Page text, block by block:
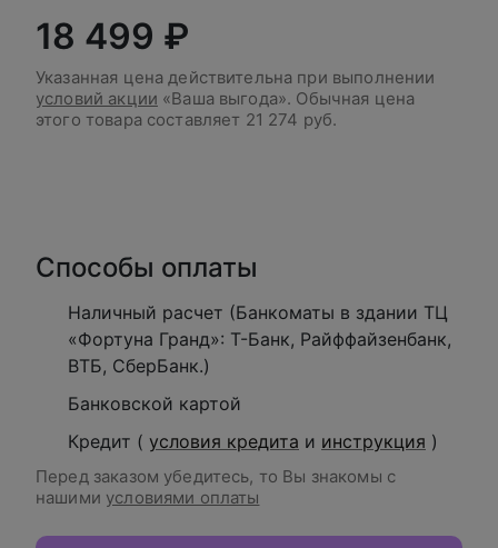
18 499 ₽
Указанная цена действительна при выполнении
условий акции «Ваша выгода». Обычная цена
этого товара составляет 21 274 руб.
Способы оплаты
Наличный расчет (Банкоматы в здании ТЦ
«Фортуна Гранд»: Т-Банк, Райффайзенбанк,
ВТБ, СберБанк.)
Банковской картой
Кредит ( условия кредита и инструкция )
Перед заказом убедитесь, то Вы знакомы с
нашими условиями оплаты